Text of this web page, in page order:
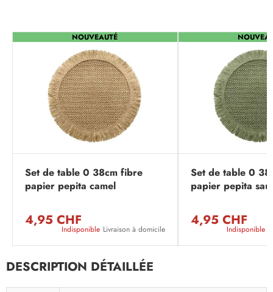
NOUVEAUTÉ
Set de table 0 38cm fibre
papier pepita camel
4,95 CHF
Indisponible Livraison à domicile
Set de table 0
papier pepita
4,95 CHF
Indisponible
DESCRIPTION DÉTAILLÉE